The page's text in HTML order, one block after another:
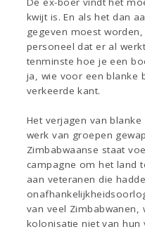
kwijt is. En als het dan
gegeven moest
personeel dat er al
tenminste hoe je een
ja, wie voor een blanke
verkeerde kant.
Het verjagen van
werk van groepen
Zimbabwaanse staat
campagne om het land
aan veteranen die
van veel Zimbabwanen,
kolonisatie niet van